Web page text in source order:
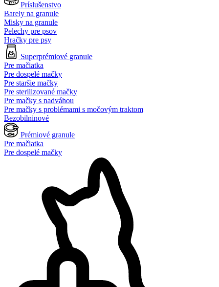
Príslušenstvo
Barely na granule
Misky na granule
Pelechy pre psov
Hračky pre psy
Superprémiové granule
Pre mačiatka
Pre dospelé mačky
Pre staršie mačky
Pre sterilizované mačky
Pre mačky s nadváhou
Pre mačky s problémami s močovým traktom
Bezobilninové
Prémiové granule
Pre mačiatka
Pre dospelé mačky